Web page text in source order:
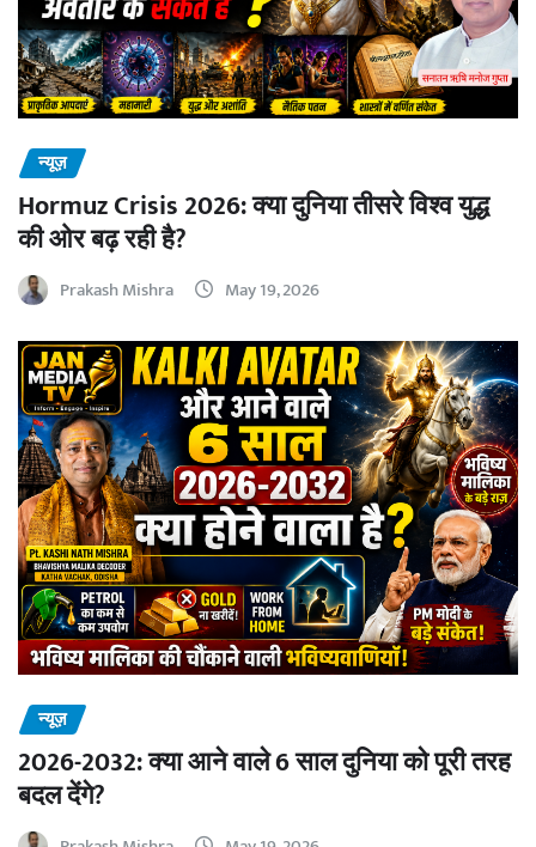
न्यूज़
Hormuz Crisis 2026: क्या दुनिया तीसरे विश्व युद्ध
की ओर बढ़ रही है?
Prakash Mishra May 19, 2026
न्यूज़
2026-2032: क्या आने वाले 6 साल दुनिया को पूरी तरह
बदल देंगे?